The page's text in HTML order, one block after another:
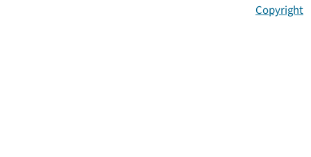
Copyright